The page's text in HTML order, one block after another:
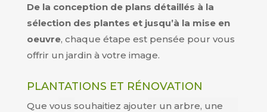
De la conception de plans détaillés à la
sélection des plantes et jusqu’à la mise en
oeuvre, chaque étape est pensée pour vous
offrir un jardin à votre image.
PLANTATIONS ET RÉNOVATION
Que vous souhaitiez ajouter un arbre, une